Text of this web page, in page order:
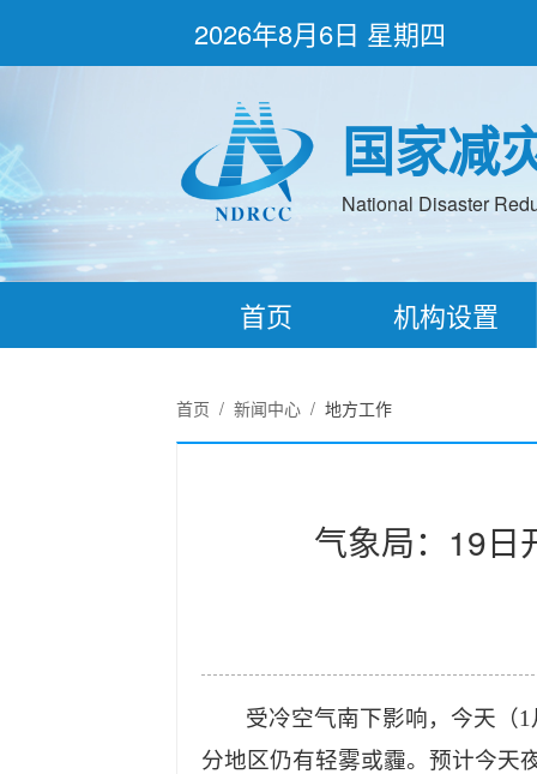
2026年8月6日 星期四
国家减
National Disaster
首页 机构设置
首页 / 新闻中心/ 地方工作
气象局：19日
受冷空气南下影响，今天（
分地区仍有轻雾或霾。预计今天